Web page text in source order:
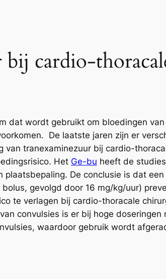
cardio-
dat wordt gebruikt om bloedingen
De laatste jaren zijn er
van tranexaminezuur bij cardio-
Het Ge-bu heeft de
De conclusie is dat een
gevolgd door 16 mg/kg/uur)
te verlagen bij cardio-thoracale
convulsies is er bij hoge doseringen
waardoor gebruik wordt